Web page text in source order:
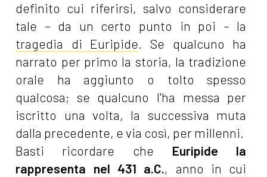
definito cui riferirsi, salvo considerare
tale – da un certo punto in poi – la
tragedia di Euripide. Se qualcuno ha
narrato per primo la storia, la tradizione
orale ha aggiunto o tolto spesso
qualcosa; se qualcuno l'ha messa per
iscritto una volta, la successiva muta
dalla precedente, e via così, per millenni.
Basti ricordare che Euripide la
rappresenta nel 431 a.C., anno in cui